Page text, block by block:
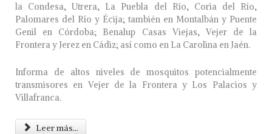
la Condesa, Utrera, La Puebla del Río, Coria del Río,
Palomares del Río y Écija; también en Montalbán y Puente
Genil en Córdoba; Benalup Casas Viejas, Vejer de la
Frontera y Jerez en Cádiz; así como en La Carolina en Jaén.
Informa de altos niveles de mosquitos potencialmente
transmisores en Vejer de la Frontera y Los Palacios y
Villafranca.
Leer más...